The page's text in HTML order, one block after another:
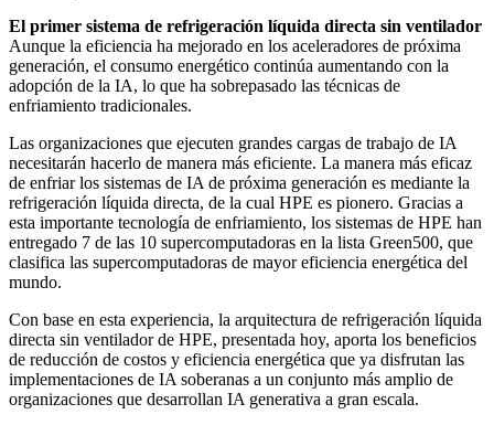
El primer sistema de refrigeración líquida directa sin ventilador
Aunque la eficiencia ha mejorado en los aceleradores de próxima
generación, el consumo energético continúa aumentando con la
adopción de la IA, lo que ha sobrepasado las técnicas de
enfriamiento tradicionales.
Las organizaciones que ejecuten grandes cargas de trabajo de IA
necesitarán hacerlo de manera más eficiente. La manera más eficaz
de enfriar los sistemas de IA de próxima generación es mediante la
refrigeración líquida directa, de la cual HPE es pionero. Gracias a
esta importante tecnología de enfriamiento, los sistemas de HPE han
entregado 7 de las 10 supercomputadoras en la lista Green500, que
clasifica las supercomputadoras de mayor eficiencia energética del
mundo.
Con base en esta experiencia, la arquitectura de refrigeración líquida
directa sin ventilador de HPE, presentada hoy, aporta los beneficios
de reducción de costos y eficiencia energética que ya disfrutan las
implementaciones de IA soberanas a un conjunto más amplio de
organizaciones que desarrollan IA generativa a gran escala.